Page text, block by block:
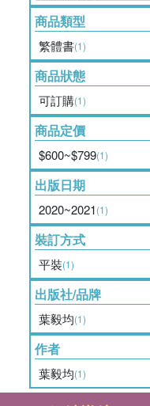
商品類型
繁體書(1)
商品狀態
可訂購(1)
商品定價
$600~$799(1)
出版日期
2020~2021(1)
裝訂方式
平裝(1)
出版社/品牌
葉毅均(1)
作者
葉毅均(1)